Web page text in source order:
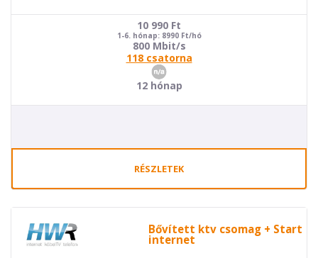
10 990 Ft
1-6. hónap: 8990 Ft/hó
800 Mbit/s
118 csatorna
12 hónap
RÉSZLETEK
Bővített ktv csomag + Start
internet